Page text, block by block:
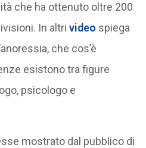
che ha ottenuto oltre 200
In altri video spiega
che cos’è
esistono tra figure
psicologo e
mostrato dal pubblico di